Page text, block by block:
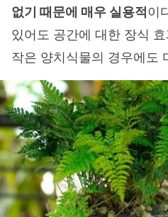
없기 때문에 매우 실용적 이
있어도 공간에 대한 장식
작은 양치식물의 경우에도